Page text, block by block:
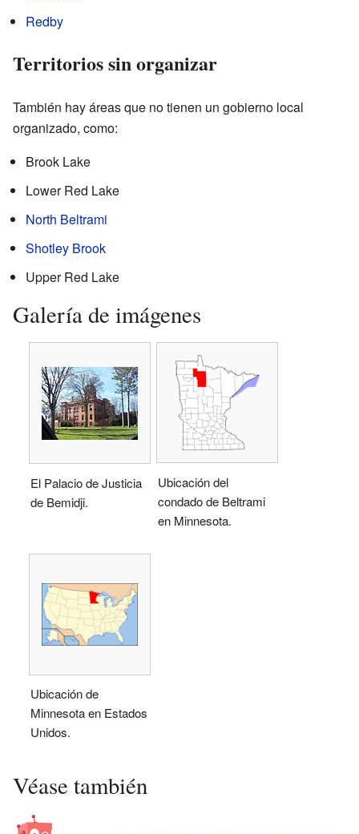
Redby
Territorios sin organizar
También hay áreas que no tienen un gobierno local
organizado, como:
Brook Lake
Lower Red Lake
North Beltrami
Shotley Brook
Upper Red Lake
Galería de imágenes
El Palacio de Justicia
de Bemidji.
Ubicación del
condado de Beltrami
en Minnesota.
Ubicación de
Minnesota en Estados
Unidos.
Véase también